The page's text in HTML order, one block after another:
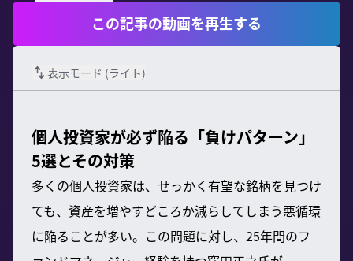
この記事の動画を再生する
表示モード (ライト)
個人投資家が必ず陥る「負けパターン」
5選とその対策
多くの個人投資家は、せっかく有望な銘柄を見つけ
ても、資産を増やすどころか減らしてしまう悪循環
に陥ることが多い。この問題に対し、25年間のフ